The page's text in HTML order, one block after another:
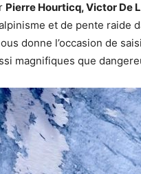
Pierre Hourticq, Victor De
et de pente raide
donne l’occasion de
magnifiques que